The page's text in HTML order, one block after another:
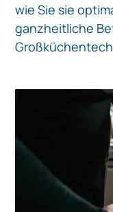
wie Sie sie
ganzheitliche